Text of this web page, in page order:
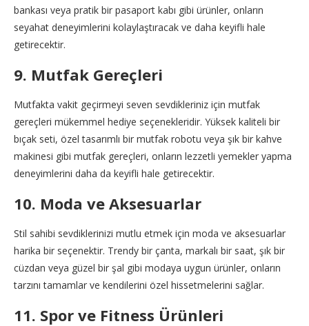
bankası veya pratik bir pasaport kabı gibi ürünler, onların
seyahat deneyimlerini kolaylaştıracak ve daha keyifli hale
getirecektir.
9. Mutfak Gereçleri
Mutfakta vakit geçirmeyi seven sevdikleriniz için mutfak
gereçleri mükemmel hediye seçenekleridir. Yüksek kaliteli bir
bıçak seti, özel tasarımlı bir mutfak robotu veya şık bir kahve
makinesi gibi mutfak gereçleri, onların lezzetli yemekler yapma
deneyimlerini daha da keyifli hale getirecektir.
10. Moda ve Aksesuarlar
Stil sahibi sevdiklerinizi mutlu etmek için moda ve aksesuarlar
harika bir seçenektir. Trendy bir çanta, markalı bir saat, şık bir
cüzdan veya güzel bir şal gibi modaya uygun ürünler, onların
tarzını tamamlar ve kendilerini özel hissetmelerini sağlar.
11. Spor ve Fitness Ürünleri